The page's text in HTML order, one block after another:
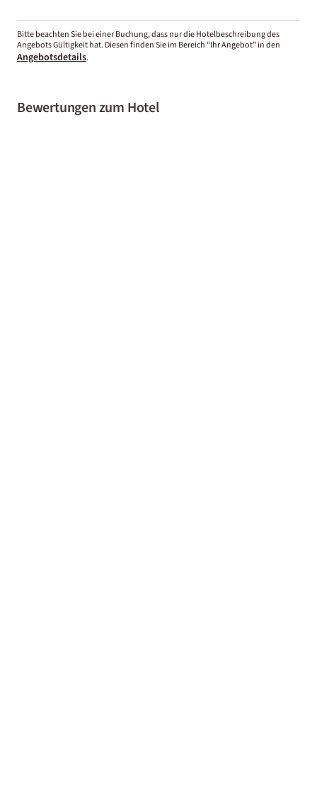
Bitte beachten Sie bei einer Buchung, dass nur die Hotelbeschreibung des
Angebots Gültigkeit hat. Diesen finden Sie im Bereich “Ihr Angebot” in den
Angebotsdetails.
Bewertungen zum Hotel